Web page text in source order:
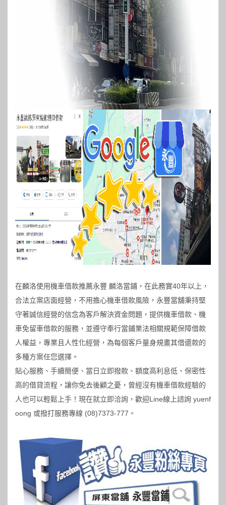
在麟洛使用機車借款推薦永豐 麟洛當鋪，在此務實40年以上，
合法立案店面經營，不用擔心機車借款風險，永豐當舖秉持堅
守著誠信經營的信念為客戶解決資金問題，提供機車借款、機
車免留車借款的服務，並遵守奉行當鋪業法相關規範保障借款
人權益，專業且人性化經營，為每個客戶量身規畫其借還款的
多種方案任您選擇。
貼心服務、手續簡便、當日立即撥款、額度高利息低、保密性
高的借貸流程，讓你免去後顧之憂，曾經沒有機車借款經驗的
人也可以輕鬆上手！現在就立即洽詢，歡迎Line線上諮詢 yuenf
oong 或撥打服務專線 (08)7373-777。